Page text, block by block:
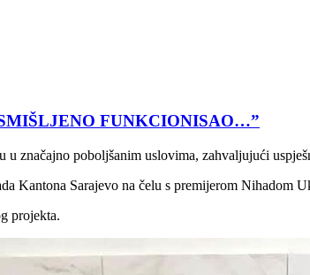
FUNKCIONISAO…”
značajno poboljšanim uslovima, zahvaljujući
Kantona Sarajevo na čelu s premijerom Nihadom
projekta.